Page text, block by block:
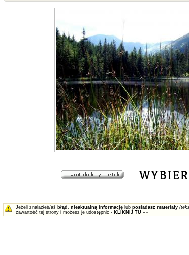
Jeżeli znalazłeś/aś błąd , nieaktualną informacjęlub posiadasz materiały
zawartość tej strony i możesz je udostępnić - KLIKNIJ TU »»